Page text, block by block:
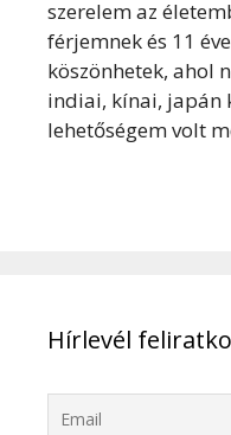
szerelem az
férjemnek és 11
köszönhetek, ahol
indiai, kínai, japán
lehetőségem volt
Hírlevél